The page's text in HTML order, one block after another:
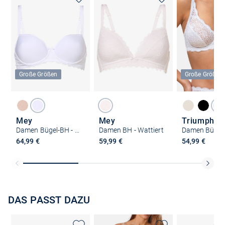
Große Größen
Mey
64,99 €
Mey
Damen BH - Wattiert
59,99 €
Große Größen
Triumph
54,99 €
DAS PASST DAZU